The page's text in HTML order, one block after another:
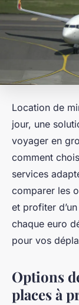
Location de
jour, une
voyager en
comment
services
comparer les
et profiter
chaque euro
pour vos
Options
places à